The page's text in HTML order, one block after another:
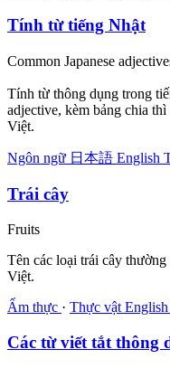
Tính từ tiếng Nhật
Common Japanese
Tính từ thông dụng trong
adjective, kèm bảng chia
Việt.
Ngôn ngữ 日本語 English
Trái cây
Fruits
Tên các loại trái cây
Việt.
Ẩm thực · Thực vật English
Các từ viết tắt thông